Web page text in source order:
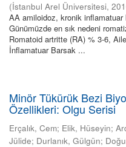
(İstanbul Arel Üniversitesi,
AA amiloidoz, kronik inflamatuar
Günümüzde en sık nedeni
Romatoid artritte (RA) % 3-6,
İnflamatuar Barsak ...
Minör Tükürük Bezi
Özellikleri: Olgu Serisi
Erçalık, Cem; Elik, Hüseyin;
Jülide; Durlanık, Gülgün;